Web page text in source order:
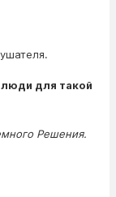
для такой
Решения.